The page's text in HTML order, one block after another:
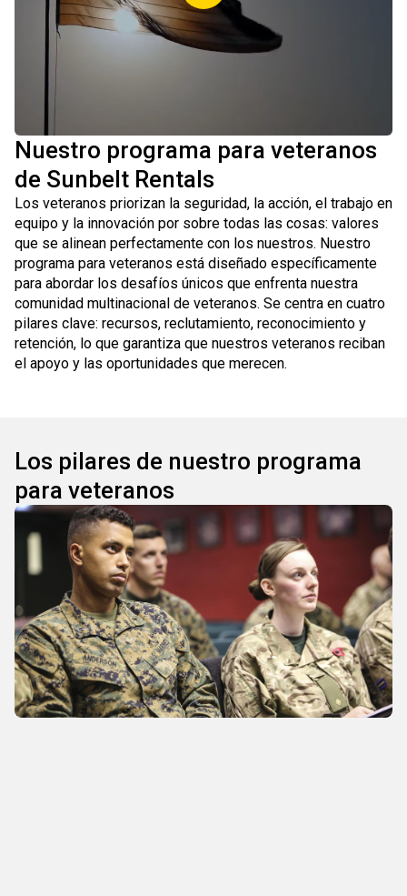
Nuestro programa para veteranos
de Sunbelt Rentals
Los veteranos priorizan la seguridad, la acción, el trabajo en
equipo y la innovación por sobre todas las cosas: valores
que se alinean perfectamente con los nuestros. Nuestro
programa para veteranos está diseñado específicamente
para abordar los desafíos únicos que enfrenta nuestra
comunidad multinacional de veteranos. Se centra en cuatro
pilares clave: recursos, reclutamiento, reconocimiento y
retención, lo que garantiza que nuestros veteranos reciban
el apoyo y las oportunidades que merecen.
Los pilares de nuestro programa
para veteranos